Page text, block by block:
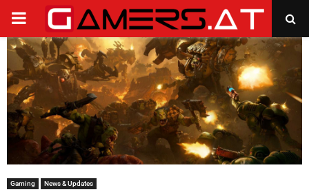
PRIMARY
MENU
Gaming News & Updates